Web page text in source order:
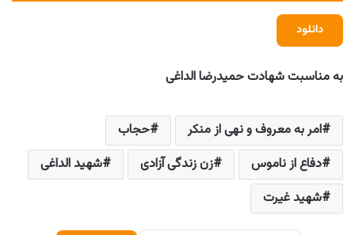
دانلود
به مناسبت شهادت حمیدرضا الداغی
امر به معروف و نهی از منکر
حجاب
دفاع از ناموس
زن زندگی آزادی
شهید الداغی
شهید غیرت